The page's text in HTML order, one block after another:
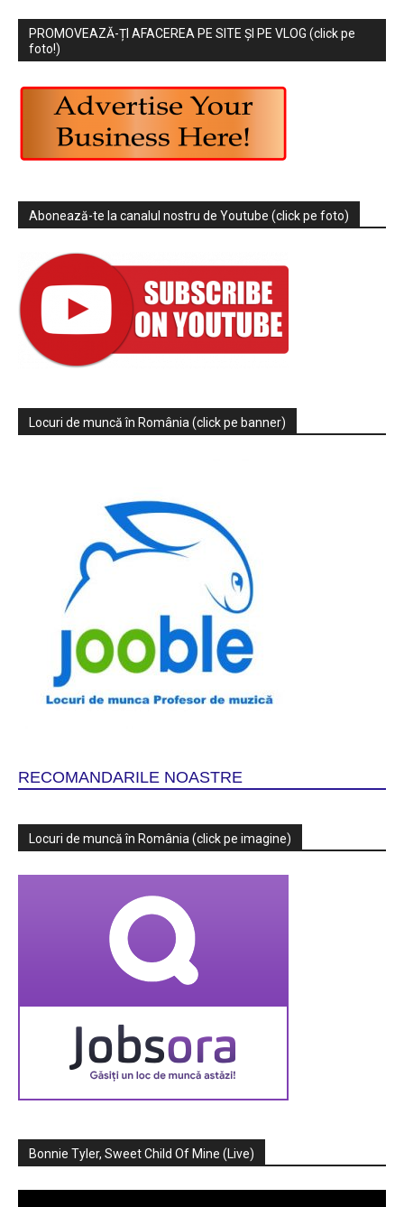
PROMOVEAZĂ-ȚI AFACEREA PE SITE ȘI PE VLOG (click pe
foto!)
Abonează-te la canalul nostru de Youtube (click pe foto)
Locuri de muncă în România (click pe banner)
RECOMANDARILE NOASTRE
Locuri de muncă în România (click pe imagine)
Bonnie Tyler, Sweet Child Of Mine (Live)